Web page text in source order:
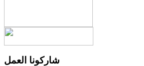
شاركونا العمل